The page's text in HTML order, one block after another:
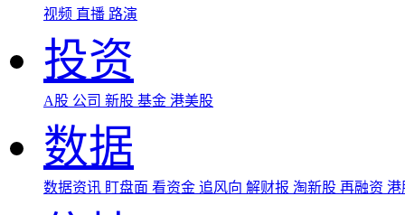
视频 直播 路演
投资
A股 公司 新股 基金 港美股
数据
数据资讯 盯盘面 看资金 追风向 解财报 淘新股 再融资